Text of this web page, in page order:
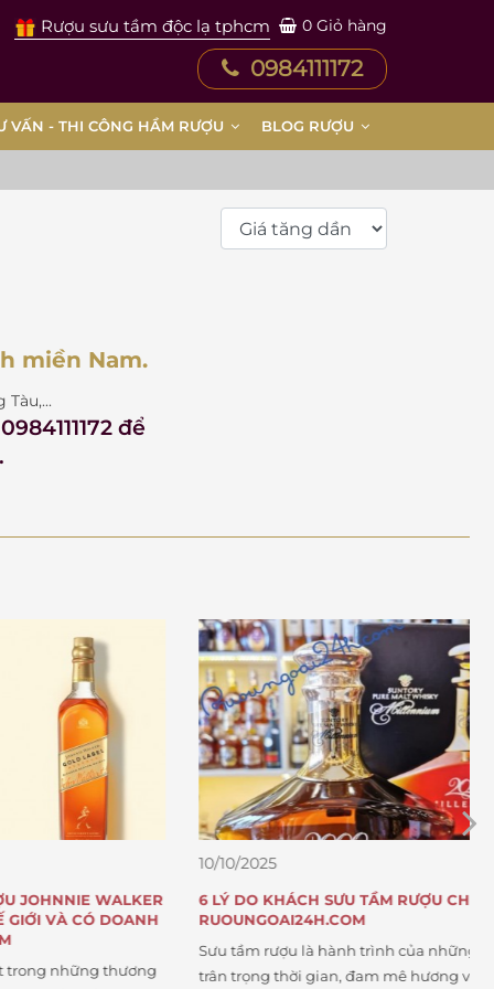
Rượu sưu tầm độc lạ tphcm 0 Giỏ hàng
0984111172
VẤN - THI CÔNG HẦM RƯỢU BLOG RƯỢU
miền Nam.
để
WALKER
CÓ DOANH
thương
10/10/2025
6 LÝ DO KHÁCH SƯU TẦM RƯỢU CHỌN
RUOUNGOAI24H.COM
Sưu tầm rượu là hành trình của những người
trân trọng thời gian, đam mê hương vị và tôn